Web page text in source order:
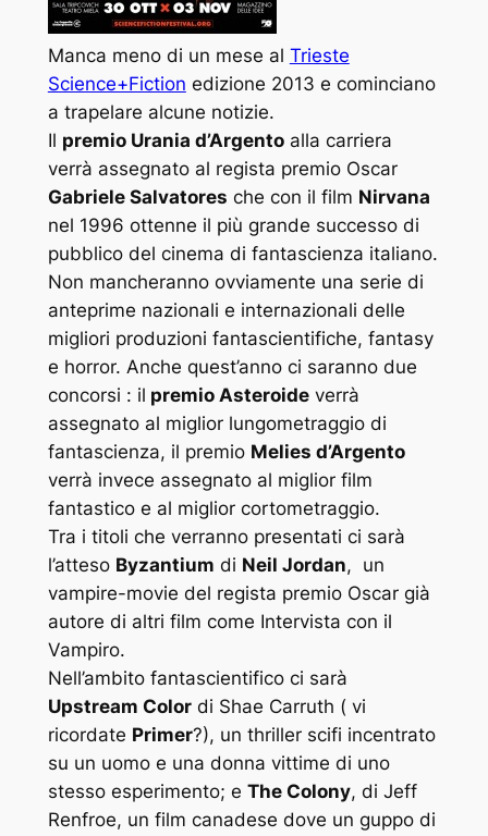
Manca meno di un mese al Trieste
Science+Fiction edizione 2013 e cominciano
a trapelare alcune notizie.
Il premio Urania d’Argentoalla carriera
verrà assegnato al regista premio Oscar
Gabriele Salvatores che con il film Nirvana
nel 1996 ottenne il più grande successo di
pubblico del cinema di fantascienza italiano.
Non mancheranno ovviamente una serie di
anteprime nazionali e internazionali delle
migliori produzioni fantascientifiche, fantasy
e horror. Anche quest’anno ci saranno due
concorsi : il premio Asteroideverrà
assegnato al miglior lungometraggio di
fantascienza, il premio Melies d’Argento
verrà invece assegnato al miglior film
fantastico e al miglior cortometraggio.
Tra i titoli che verranno presentati ci sarà
l’atteso Byzantium di Neil Jordan, un
vampire-movie del regista premio Oscar già
autore di altri film come Intervista con il
Vampiro.
Nell’ambito fantascientifico ci sarà
Upstream Colordi Shae Carruth ( vi
ricordate Primer?), un thriller scifi incentrato
su un uomo e una donna vittime di uno
stesso esperimento; e The Colony, di Jeff
Renfroe, un film canadese dove un guppo di